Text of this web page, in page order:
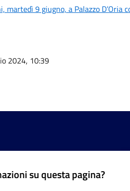
martedì 9 giugno, a Palazzo D’Oria
2024, 10:39
su questa pagina?